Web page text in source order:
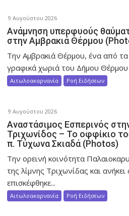
9 Αυγούστου 2026
Ανάμνηση υπερφυούς
στην Αμβρακιά Θέρμου
Την Αμβρακιά Θέρμου, ένα από τα
γραφικά χωριά του Δήμου Θέρμου
Αιτωλοακαρνανία Ροή Ειδήσεων
9 Αυγούστου 2026
Αναστάσιμος Εσπερινός
Τριχωνίδος – To οφφίκιο
π. Τύχωνα Σκιαδά (Photos)
Την ορεινή κοινότητα
της λίμνης Τριχωνίδας και
επισκέφθηκε...
Αιτωλοακαρνανία Ροή Ειδήσεων